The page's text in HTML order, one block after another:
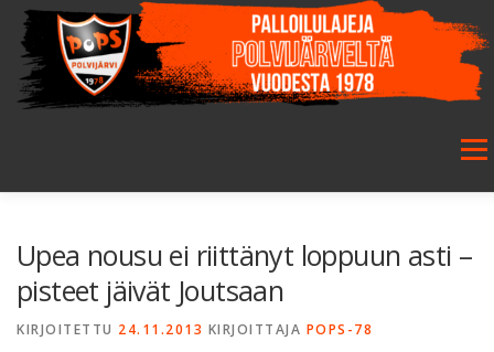
Siirry
sisältöön
Upea nousu ei riittänyt loppuun asti –
pisteet jäivät Joutsaan
KIRJOITETTU 24.11.2013 KIRJOITTAJA POPS-78